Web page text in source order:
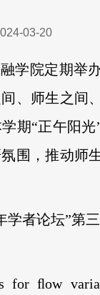
03-20
学院定期举
、师生之间
期“正午阳
围，推动师
者论坛”第三
for ﬂow